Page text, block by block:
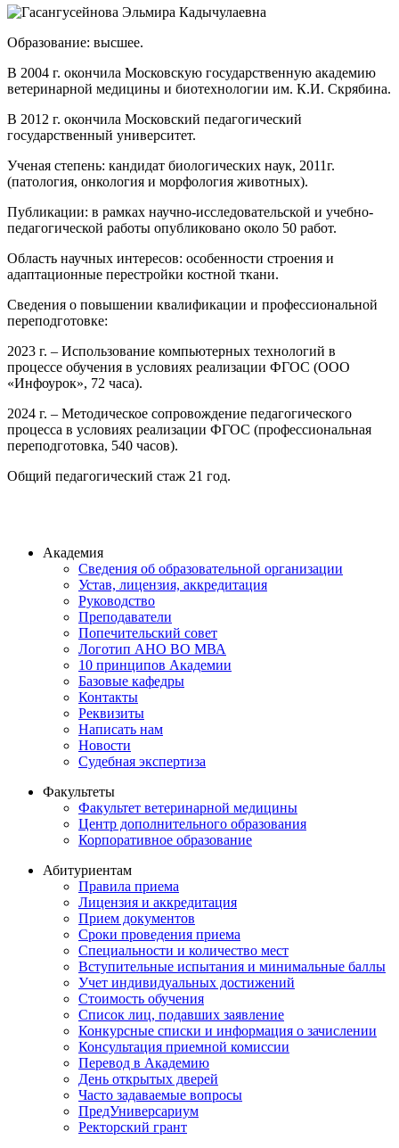
Образование: высшее.
В 2004 г. окончила Московскую государственную академию
ветеринарной медицины и биотехнологии им. К.И. Скрябина.
В 2012 г. окончила Московский педагогический
государственный университет.
Ученая степень: кандидат биологических наук, 2011г.
(патология, онкология и морфология животных).
Публикации: в рамках научно-исследовательской и учебно-
педагогической работы опубликовано около 50 работ.
Область научных интересов: особенности строения и
адаптационные перестройки костной ткани.
Сведения о повышении квалификации и профессиональной
переподготовке:
2023 г. – Использование компьютерных технологий в
процессе обучения в условиях реализации ФГОС (ООО
«Инфоурок», 72 часа).
2024 г. – Методическое сопровождение педагогического
процесса в условиях реализации ФГОС (профессиональная
переподготовка, 540 часов).
Общий педагогический стаж 21 год.
Академия
Сведения об образовательной организации
Устав, лицензия, аккредитация
Руководство
Преподаватели
Попечительский совет
Логотип АНО ВО МВА
10 принципов Академии
Базовые кафедры
Контакты
Реквизиты
Написать нам
Новости
Судебная экспертиза
Факультеты
Факультет ветеринарной медицины
Центр дополнительного образования
Корпоративное образование
Абитуриентам
Правила приема
Лицензия и аккредитация
Прием документов
Сроки проведения приема
Специальности и количество мест
Вступительные испытания и минимальные баллы
Учет индивидуальных достижений
Стоимость обучения
Список лиц, подавших заявление
Конкурсные списки и информация о зачислении
Консультация приемной комиссии
Перевод в Академию
День открытых дверей
Часто задаваемые вопросы
ПредУниверсариум
Ректорский грант